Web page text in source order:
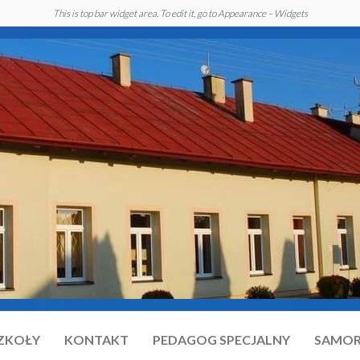
This is top bar widget area. To edit it, go to Appearance – Widgets
KONTAKT PEDAGOG SPECJALNY